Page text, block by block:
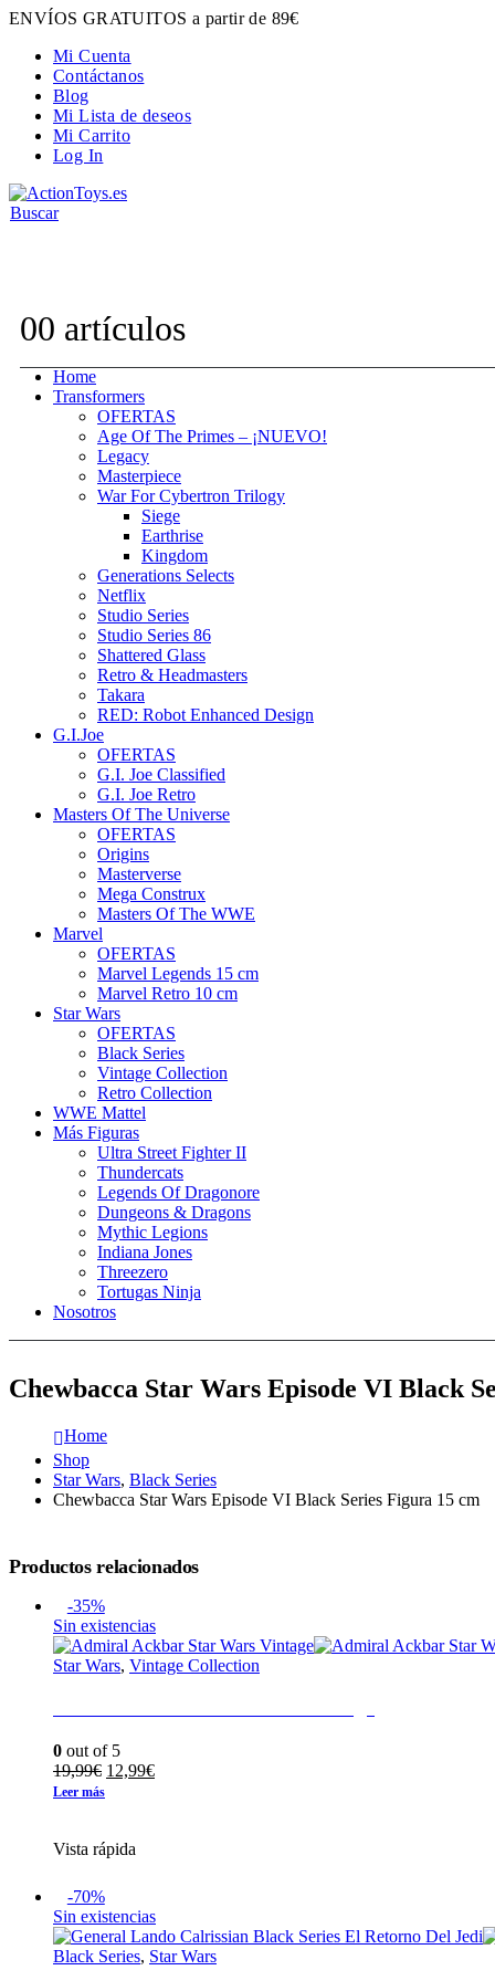
ENVÍOS GRATUITOS a partir de 89€
Mi Cuenta
Contáctanos
Blog
Mi Lista de deseos
Mi Carrito
Log In
Buscar
00 artículos
Home
Transformers
OFERTAS
Age Of The Primes – ¡NUEVO!
Legacy
Masterpiece
War For Cybertron Trilogy
Siege
Earthrise
Kingdom
Generations Selects
Netflix
Studio Series
Studio Series 86
Shattered Glass
Retro & Headmasters
Takara
RED: Robot Enhanced Design
G.I.Joe
OFERTAS
G.I. Joe Classified
G.I. Joe Retro
Masters Of The Universe
OFERTAS
Origins
Masterverse
Mega Construx
Masters Of The WWE
Marvel
OFERTAS
Marvel Legends 15 cm
Marvel Retro 10 cm
Star Wars
OFERTAS
Black Series
Vintage Collection
Retro Collection
WWE Mattel
Más Figuras
Ultra Street Fighter II
Thundercats
Legends Of Dragonore
Dungeons & Dragons
Mythic Legions
Indiana Jones
Threezero
Tortugas Ninja
Nosotros
Chewbacca Star Wars Episode VI Black
Home
Shop
Star Wars, Black Series
Chewbacca Star Wars Episode VI Black Series Figura 15 cm
Productos relacionados
-35%
Sin existencias
Star Wars, Vintage Collection
0 out of 5
19,99€ El
19,99€.
12,99€El
Leer más
Vista rápida
-70%
Sin existencias
Black Series, Star Wars